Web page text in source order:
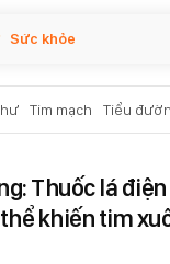
Sức khỏe
Tim mạch Tiểu
Thuốc lá
khiến tim